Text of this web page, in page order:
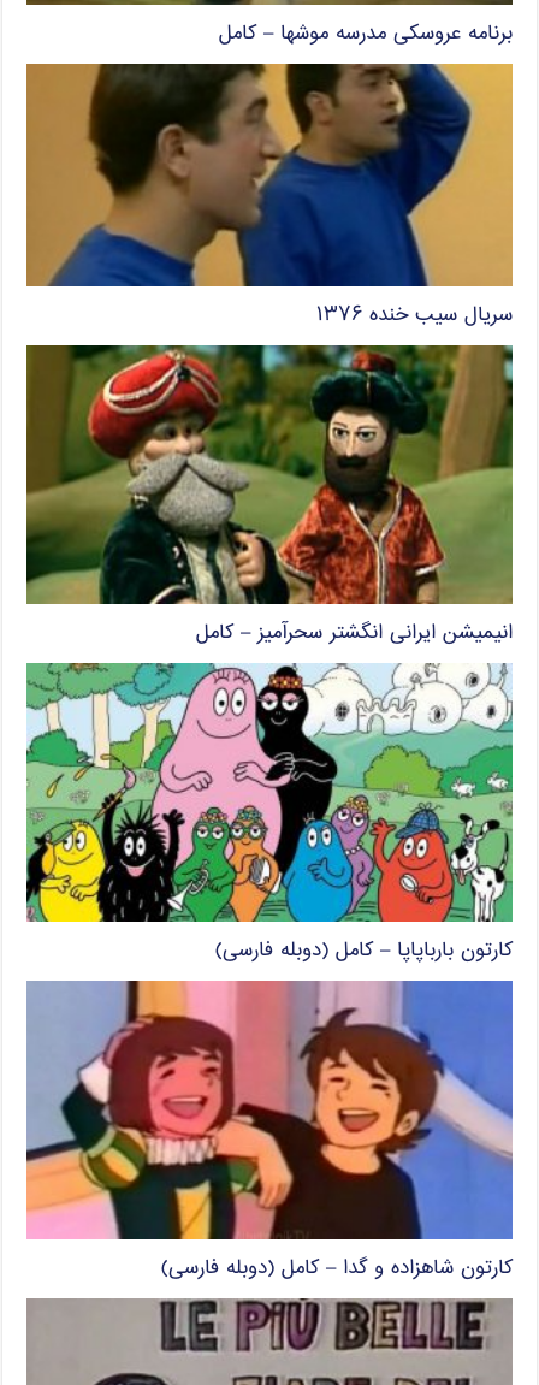
برنامه عروسکی مدرسه موشها – کامل
سریال سیب خنده ۱۳۷۶
انیمیشن ایرانی انگشتر سحرآمیز – کامل
کارتون بارباپاپا – کامل (دوبله فارسی)
کارتون شاهزاده و گدا – کامل (دوبله فارسی)